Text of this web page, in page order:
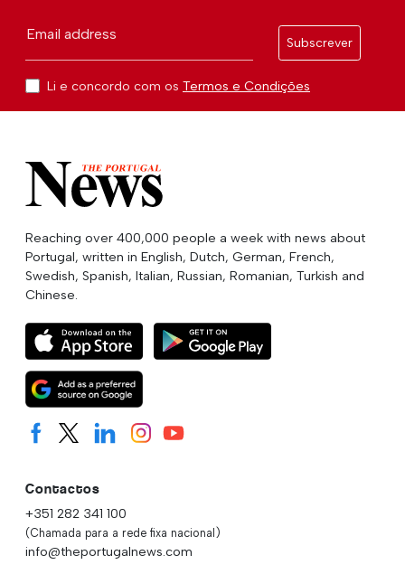
Email address
Subscrever
Li e concordo com os Termos e Condições
Reaching over 400,000 people a week with news about
Portugal, written in English, Dutch, German, French,
Swedish, Spanish, Italian, Russian, Romanian, Turkish and
Chinese.
Contactos
+351 282 341 100
(Chamada para a rede fixa nacional)
info@theportugalnews.com